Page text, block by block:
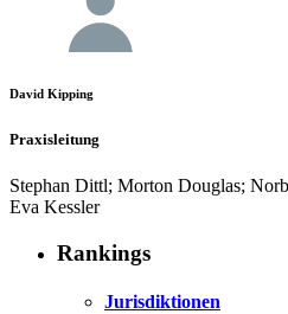
David Kipping
Praxisleitung
Stephan Dittl; Morton Douglas;
Eva Kessler
Rankings
Jurisdiktionen